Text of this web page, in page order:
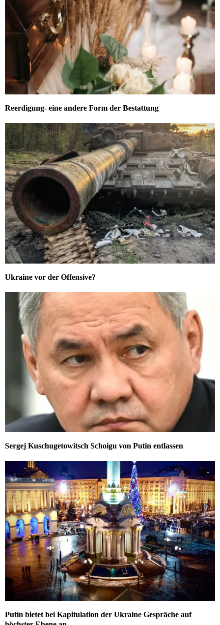
Reerdigung- eine andere Form der Bestattung
Ukraine vor der Offensive?
Sergej Kuschugetowitsch Schoigu von Putin entlassen
Putin bietet bei Kapitulation der Ukraine Gespräche auf